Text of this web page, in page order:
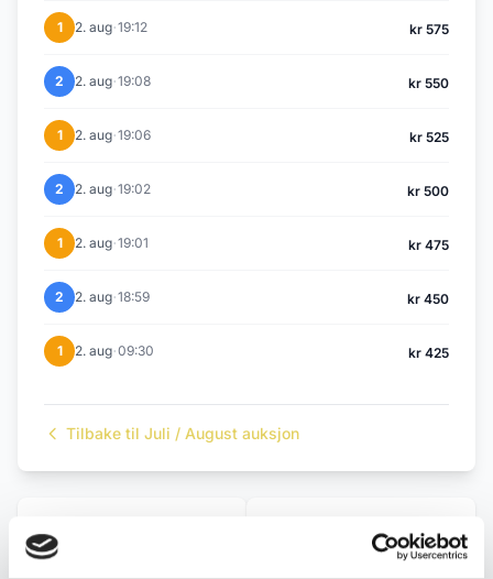
1 2. aug·19:12 kr 575
2 2. aug·19:08 kr 550
1 2. aug·19:06 kr 525
2 2. aug·19:02 kr 500
1 2. aug·19:01 kr 475
2 2. aug·18:59 kr 450
1 2. aug·09:30 kr 425
Tilbake til Juli / August auksjon